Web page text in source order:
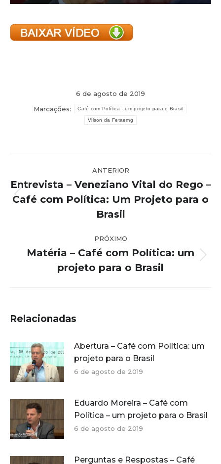
6 de agosto de 2019
Marcações:
Café com Política - um projeto para o Brasil
Vilson da Fetaemg
de
post:
ANTERIOR
Post
anterior:
Entrevista – Veneziano Vital do Rego –
Café com Política: Um Projeto para o
Brasil
PRÓXIMO
post:
Matéria – Café com Política: um
projeto para o Brasil
Relacionadas
Abertura – Café com Política: um
projeto para o Brasil
6 de agosto de 2019
Eduardo Moreira – Café com
Política – um projeto para o Brasil
6 de agosto de 2019
Perguntas e Respostas – Café